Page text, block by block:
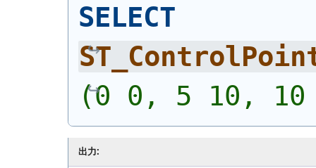
SELECT
(0 0, 5 10,
出力: